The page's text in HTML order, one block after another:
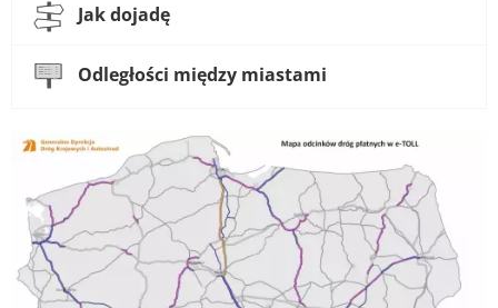
Jak dojadę
Odległości między miastami